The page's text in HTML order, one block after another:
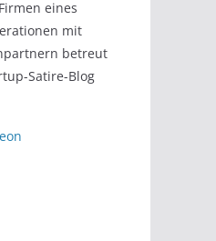
eines
mit
betreut
Satire-Blog